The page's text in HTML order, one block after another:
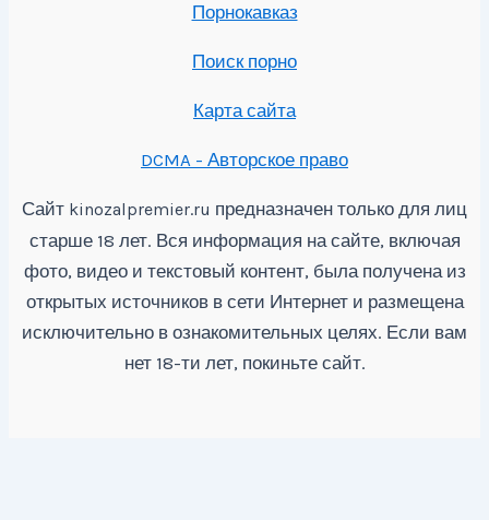
Порнокавказ
Поиск порно
Карта сайта
DCMA - Авторское право
Сайт kinozalpremier.ru предназначен только для лиц
старше 18 лет. Вся информация на сайте, включая
фото, видео и текстовый контент, была получена из
открытых источников в сети Интернет и размещена
исключительно в ознакомительных целях. Если вам
нет 18-ти лет, покиньте сайт.